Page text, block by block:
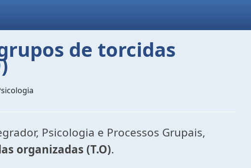
de torcidas
Psicologia e Processos Grupais,
organizadas (T.O).